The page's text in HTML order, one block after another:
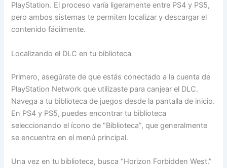
PlayStation. El proceso varía ligeramente entre PS4 y PS5,
pero ambos sistemas te permiten localizar y descargar el
contenido fácilmente.
Localizando el DLC en tu biblioteca
Primero, asegúrate de que estás conectado a la cuenta de
PlayStation Network que utilizaste para canjear el DLC.
Navega a tu biblioteca de juegos desde la pantalla de inicio.
En PS4 y PS5, puedes encontrar tu biblioteca
seleccionando el ícono de “Biblioteca”, que generalmente
se encuentra en el menú principal.
Una vez en tu biblioteca, busca “Horizon Forbidden West.”